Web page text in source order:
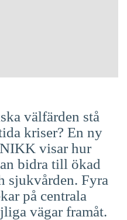
välfärden stå
kriser? En ny
visar hur
bidra till ökad
sjukvården. Fyra
på centrala
vägar framåt.